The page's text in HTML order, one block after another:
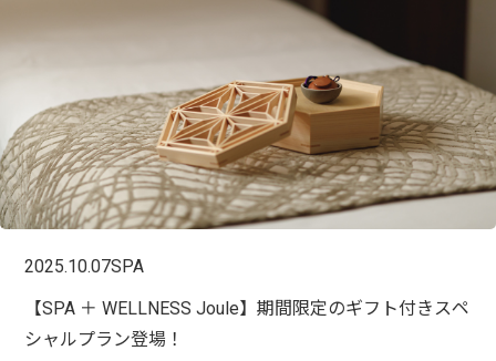
2025.10.07SPA
【SPA ＋ WELLNESS Joule】期間限定のギフト付きスペ
シャルプラン登場！